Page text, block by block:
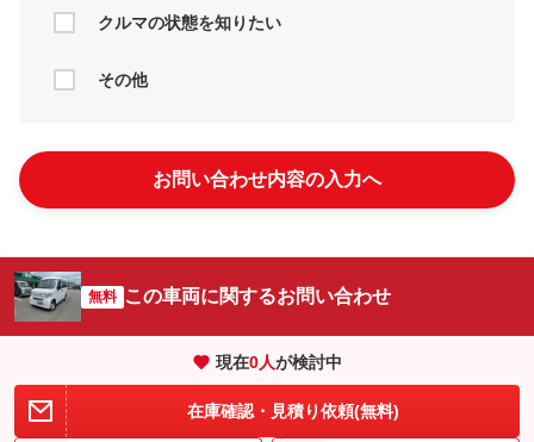
クルマの状態を知りたい
その他
お問い合わせ内容の入力へ
無料 この車両に関するお問い合わせ
現在0人が検討中
在庫確認・見積り依頼(無料)